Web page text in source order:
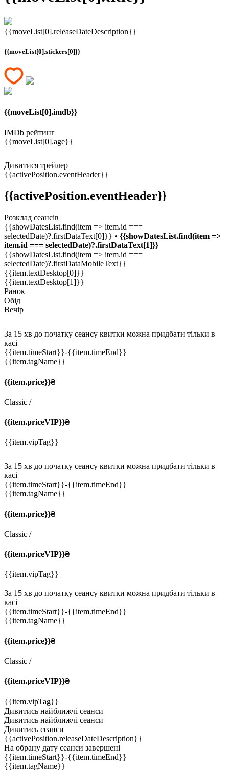
{{moveList[0].releaseDateDescription}}
{{moveList[0].stickers[0]}}
{{moveList[0].imdb}}
IMDb рейтинг
{{moveList[0].age}}
Дивитися трейлер
{{activePosition.eventHeader}}
{{activePosition.eventHeader}}
Розклад сеансів
{{showDatesList.find(item => item.id ===
selectedDate)?.firstDataText[0]}} • {{showDatesList.find(item =>
item.id === selectedDate)?.firstDataText[1]}}
{{showDatesList.find(item => item.id ===
selectedDate)?.firstDataMobileText}}
{{item.textDesktop[0]}}
{{item.textDesktop[1]}}
Ранок
Обід
Вечір
За 15 хв до початку сеансу квитки можна придбати тільки в
касі
{{item.timeStart}}-{{item.timeEnd}}
{{item.tagName}}
{{item.price}}₴
Classic /
{{item.priceVIP}}₴
{{item.vipTag}}
За 15 хв до початку сеансу квитки можна придбати тільки в
касі
{{item.timeStart}}-{{item.timeEnd}}
{{item.tagName}}
{{item.price}}₴
Classic /
{{item.priceVIP}}₴
{{item.vipTag}}
За 15 хв до початку сеансу квитки можна придбати тільки в
касі
{{item.timeStart}}-{{item.timeEnd}}
{{item.tagName}}
{{item.price}}₴
Classic /
{{item.priceVIP}}₴
{{item.vipTag}}
Дивитись найближчі сеанси
Дивитись найближчі сеанси
Дивитись сеанси
{{activePosition.releaseDateDescription}}
На обрану дату сеанси завершені
{{item.timeStart}}-{{item.timeEnd}}
{{item.tagName}}